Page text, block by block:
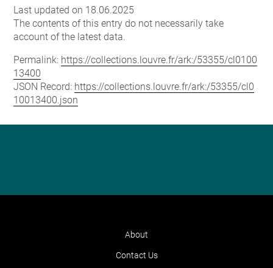
Last updated on 18.06.2025
The contents of this entry do not necessarily take
account of the latest data.
Permalink: https://collections.louvre.fr/ark:/53355/cl0100
13400
JSON Record: https://collections.louvre.fr/ark:/53355/cl0
10013400.json
About
Contact Us